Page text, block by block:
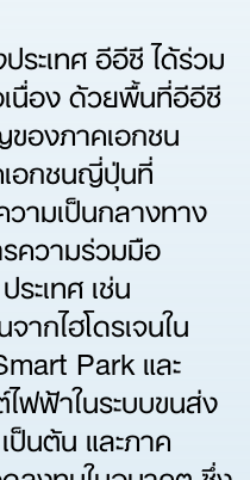
ะเทศ อีอีซี ได้ร่วม
นื่อง ด้วยพื้นที่อีอีซี
องภาคเอกชน
อกชนญี่ปุ่นที่
ามเป็นกลางทาง
ความร่วมมือ
ะเทศ เช่น
กไฮโดรเจนใน
Park และ
ฟฟ้าในระบบขนส่ง
นต้น และภาค